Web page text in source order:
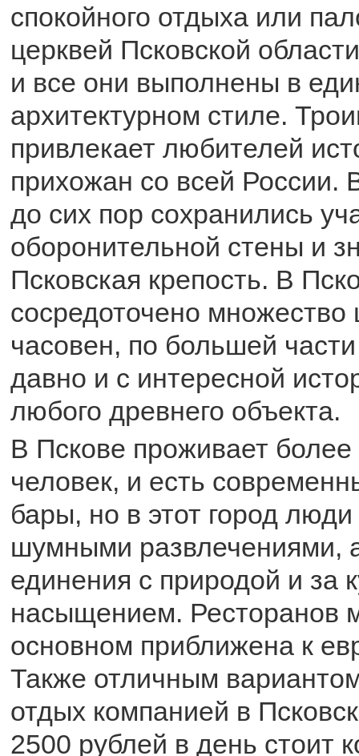
спокойного отдыха или
церквей Псковской
и все они выполнены в
архитектурном стиле.
привлекает любителей
прихожан со всей России.
до сих пор сохранились
оборонительной стены и
Псковская крепость. В
сосредоточено множество
часовен, по большей
давно и с интересной
любого древнего объекта.
В Пскове проживает
человек, и есть
бары, но в этот город люди
шумными развлечениями,
единения с природой и за
насыщением. Ресторанов
основном приближена к
Также отличным
отдых компанией в
2500 рублей в день стоит